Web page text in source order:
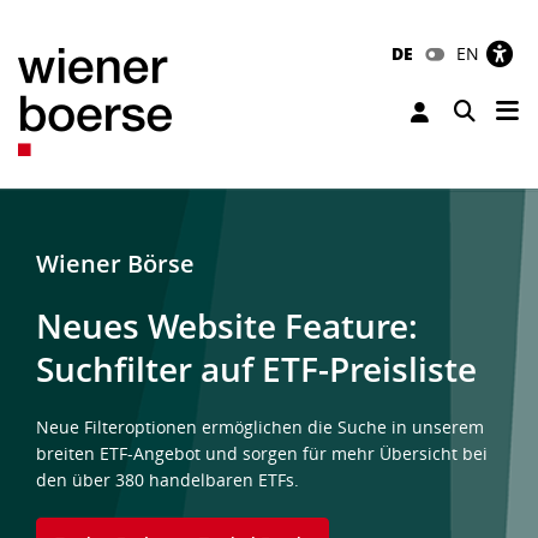
DE EN
Toggle
Wiener Börse
Neues Website Feature:
Suchfilter auf ETF-Preisliste
Neue Filteroptionen ermöglichen die Suche in unserem
breiten ETF-Angebot und sorgen für mehr Übersicht bei
den über 380 handelbaren ETFs.